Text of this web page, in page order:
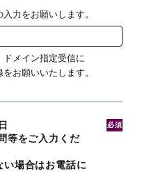
力をお願いします。
メイン指定受信に
お願いいたします。
等をご入力くだ
場合はお電話に
必須